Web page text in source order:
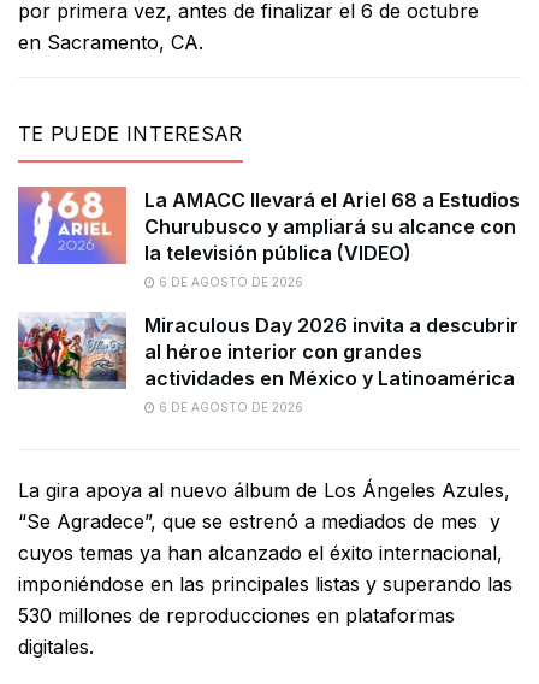
por primera vez, antes de finalizar el 6 de octubre
en Sacramento, CA.
TE PUEDE INTERESAR
La AMACC llevará el Ariel 68 a Estudios
Churubusco y ampliará su alcance con
la televisión pública (VIDEO)
6 DE AGOSTO DE 2026
Miraculous Day 2026 invita a descubrir
al héroe interior con grandes
actividades en México y Latinoamérica
6 DE AGOSTO DE 2026
La gira apoya al nuevo álbum de Los Ángeles Azules,
“Se Agradece”, que se estrenó a mediados de mes y
cuyos temas ya han alcanzado el éxito internacional,
imponiéndose en las principales listas y superando las
530 millones de reproducciones en plataformas
digitales.